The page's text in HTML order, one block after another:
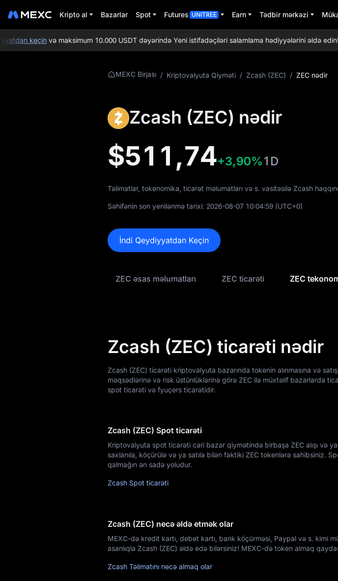
Kripto al Bazarlar Spot Futures UNITREE Earn Tədbir mərkəzi
keçinvə maksimum 10.000 USDT dəyərində Yeni istifadəçiləri salamlama hədiyyələrini əldə edin!
MEXC Birjası / Kriptovalyuta Qiyməti / Zcash (ZEC) / ZEC nədir
Zcash (ZEC) nədir
$511,74+3,90%1D
Təlimatlar, tokenomika, ticarət məlumatları və s. vasitəsilə Zcash
Səhifənin son yenilənmə tarixi: 2026-08-07 10:04:59 (UTC+0)
İndi Qeydiyyatdan Keçin
ZEC əsas məlumatları ZEC ticarəti ZEC
Zcash (ZEC) ticarəti nədir
Zcash (ZEC) ticarəti kriptovalyuta bazarında tokenin alınmasına və
məqsədlərinə və risk üstünlüklərinə görə ZEC ilə müxtəlif bazarlarda
spot ticarəti və fyuçers ticarətidir.
Zcash (ZEC) Spot ticarəti
Kriptovalyuta spot ticarəti cari bazar qiymətində birbaşa ZEC alışı və ya
saxlanıla, köçürülə və ya satıla bilən faktiki ZEC tokenlərə sahibsiniz.
qalmağın ən sadə yoludur.
Zcash Spot ticarəti
Zcash (ZEC) necə əldə etmək olar
MEXC-də kredit kartı, debet kartı, bank köçürməsi, Paypal və s. kimi
asanlıqla Zcash (ZEC) əldə edə bilərsiniz! MEXC-də token almaq
Zcash Təlimatını necə almaq olar